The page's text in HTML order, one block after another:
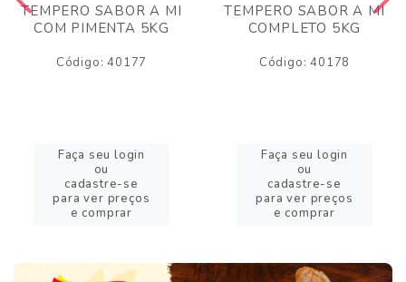
TEMPERO SABOR A MI
COM PIMENTA 5KG
Código: 40177
Faça seu login
ou
cadastre-se
para ver preços
e comprar
TEMPERO SABOR A MI
COMPLETO 5KG
Código: 40178
Faça seu login
ou
cadastre-se
para ver preços
e comprar